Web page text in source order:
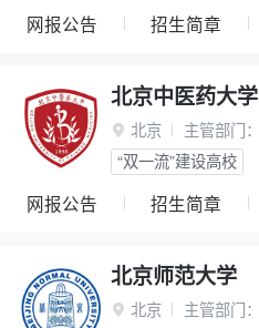
网报公告 招生简章
北京中医药大学
 北京 主管部门：
“双一流”建设高校
网报公告 招生简章
北京师范大学
 北京 主管部门：